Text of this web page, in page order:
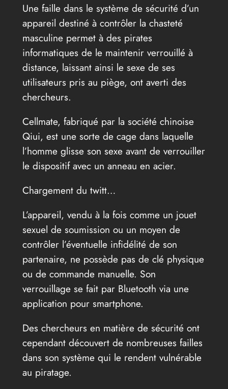
Une faille dans le système de sécurité d’un
appareil destiné à contrôler la chasteté
masculine permet à des pirates
informatiques de le maintenir verrouillé à
distance, laissant ainsi le sexe de ses
utilisateurs pris au piège, ont averti des
chercheurs.
Cellmate, fabriqué par la société chinoise
Qiui, est une sorte de cage dans laquelle
l’homme glisse son sexe avant de verrouiller
le dispositif avec un anneau en acier.
Chargement du twitt…
L’appareil, vendu à la fois comme un jouet
sexuel de soumission ou un moyen de
contrôler l’éventuelle infidélité de son
partenaire, ne possède pas de clé physique
ou de commande manuelle. Son
verrouillage se fait par Bluetooth via une
application pour smartphone.
Des chercheurs en matière de sécurité ont
cependant découvert de nombreuses failles
dans son système qui le rendent vulnérable
au piratage.